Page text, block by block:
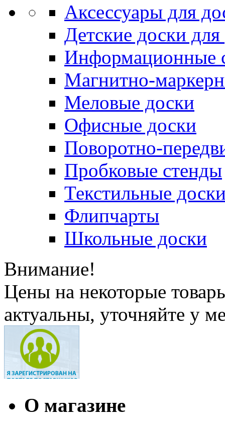
Аксессуары для
Детские доски
Информационные
Магнитно-
Меловые доски
Офисные доски
Поворотно-
Пробковые стенды
Текстильные
Флипчарты
Школьные доски
Внимание!
Цены на некоторые
актуальны, уточняйте у
О магазине